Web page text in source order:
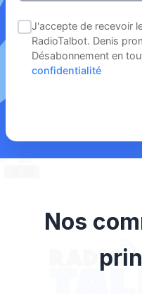
J'accepte de recevoir
RadioTalbot. Denis
Désabonnement en
confidentialité
Nos